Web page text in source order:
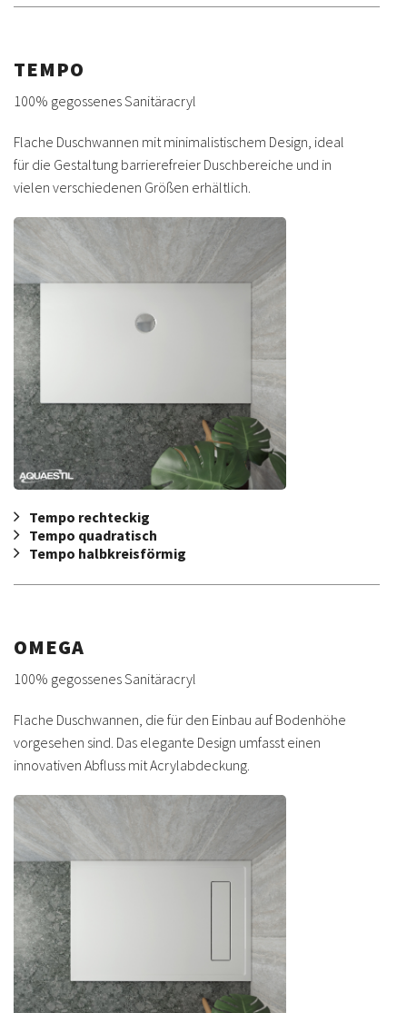
TEMPO
100% gegossenes Sanitäracryl
Flache Duschwannen mit minimalistischem Design, ideal
für die Gestaltung barrierefreier Duschbereiche und in
vielen verschiedenen Größen erhältlich.
Tempo rechteckig
Tempo quadratisch
Tempo halbkreisförmig
OMEGA
100% gegossenes Sanitäracryl
Flache Duschwannen, die für den Einbau auf Bodenhöhe
vorgesehen sind. Das elegante Design umfasst einen
innovativen Abfluss mit Acrylabdeckung.